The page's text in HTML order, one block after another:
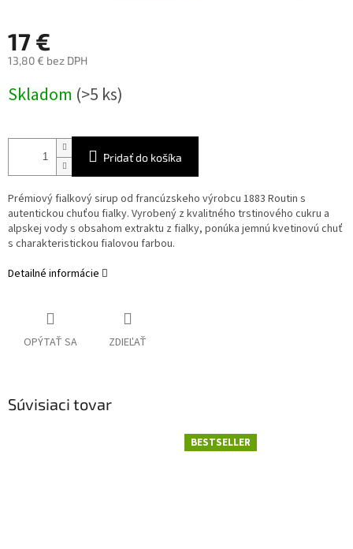
17 €
13,80 € bez DPH
cena:
Skladom (>5 ks)
Pridať do košíka
Prémiový fialkový sirup od francúzskeho výrobcu 1883 Routin s
autentickou chuťou fialky. Vyrobený z kvalitného trstinového cukru a
alpskej vody s obsahom extraktu z fialky, ponúka jemnú kvetinovú chuť
s charakteristickou fialovou farbou.
Detailné informácie
OPÝTAŤ SA ZDIEĽAŤ
Súvisiaci tovar
BESTSELLER